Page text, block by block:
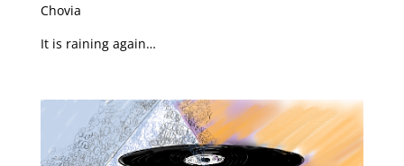
Chovia
It is raining again…